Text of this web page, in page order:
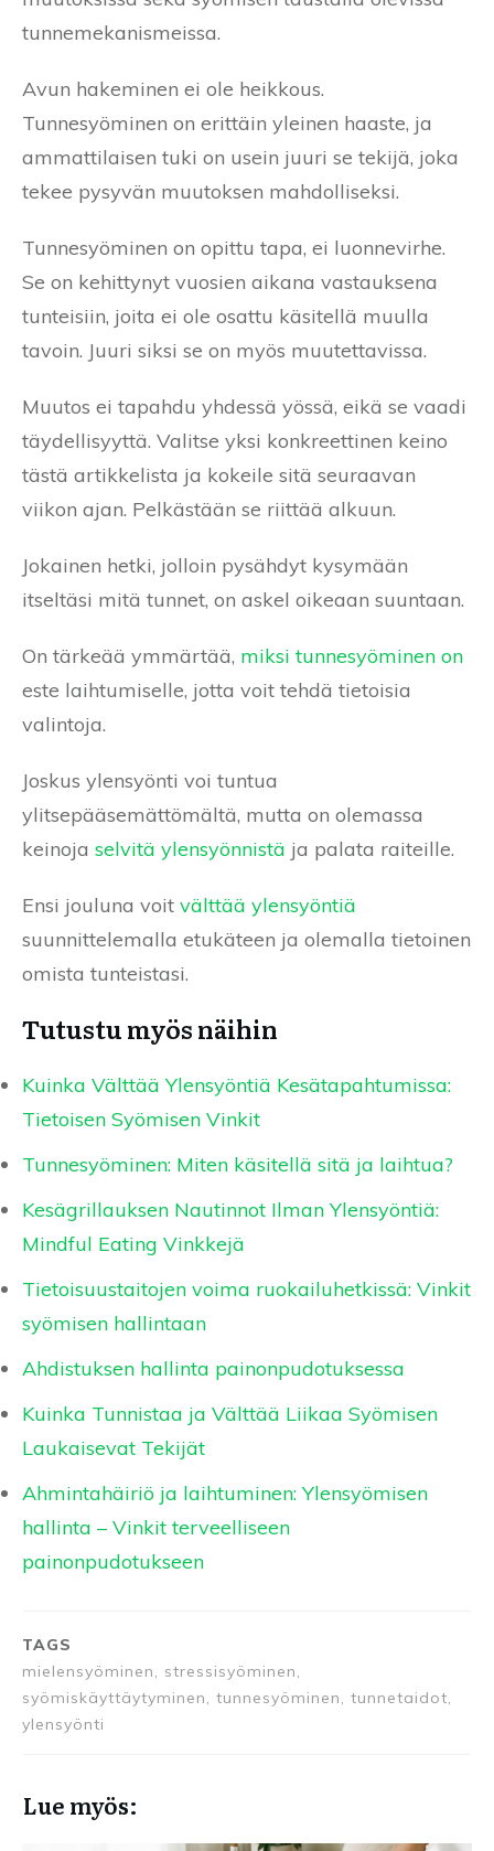
tunnemekanismeissa.
Avun hakeminen ei ole heikkous.
Tunnesyöminen on erittäin yleinen haaste, ja
ammattilaisen tuki on usein juuri se tekijä, joka
tekee pysyvän muutoksen mahdolliseksi.
Tunnesyöminen on opittu tapa, ei luonnevirhe.
Se on kehittynyt vuosien aikana vastauksena
tunteisiin, joita ei ole osattu käsitellä muulla
tavoin. Juuri siksi se on myös muutettavissa.
Muutos ei tapahdu yhdessä yössä, eikä se vaadi
täydellisyyttä. Valitse yksi konkreettinen keino
tästä artikkelista ja kokeile sitä seuraavan
viikon ajan. Pelkästään se riittää alkuun.
Jokainen hetki, jolloin pysähdyt kysymään
itseltäsi mitä tunnet, on askel oikeaan suuntaan.
On tärkeää ymmärtää, miksi tunnesyöminen on
este laihtumiselle, jotta voit tehdä tietoisia
valintoja.
Joskus ylensyönti voi tuntua
ylitsepääsemättömältä, mutta on olemassa
keinoja selvitä ylensyönnistä ja palata raiteille.
Ensi jouluna voit välttää ylensyöntiä
suunnittelemalla etukäteen ja olemalla tietoinen
omista tunteistasi.
Tutustu myös näihin
Kuinka Välttää Ylensyöntiä Kesätapahtumissa:
Tietoisen Syömisen Vinkit
Tunnesyöminen: Miten käsitellä sitä ja laihtua?
Kesägrillauksen Nautinnot Ilman Ylensyöntiä:
Mindful Eating Vinkkejä
Tietoisuustaitojen voima ruokailuhetkissä: Vinkit
syömisen hallintaan
Ahdistuksen hallinta painonpudotuksessa
Kuinka Tunnistaa ja Välttää Liikaa Syömisen
Laukaisevat Tekijät
Ahmintahäiriö ja laihtuminen: Ylensyömisen
hallinta – Vinkit terveelliseen
painonpudotukseen
TAGS
mielensyöminen, stressisyöminen,
syömiskäyttäytyminen, tunnesyöminen, tunnetaidot,
ylensyönti
Lue myös: